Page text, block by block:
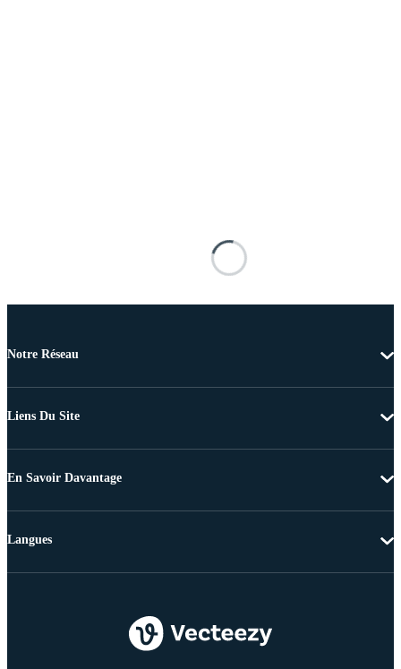
Notre Réseau
Liens Du Site
En Savoir Davantage
Langues